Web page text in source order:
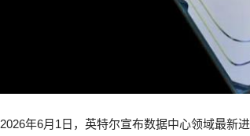
2026年6月1日，英特尔宣布数据中心领域最新